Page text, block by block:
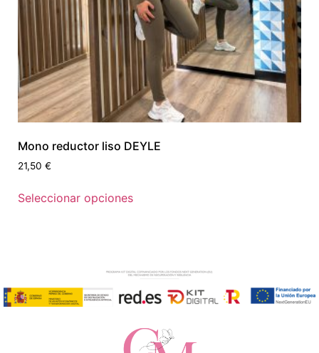
Mono reductor liso DEYLE
21,50 €
Seleccionar opciones